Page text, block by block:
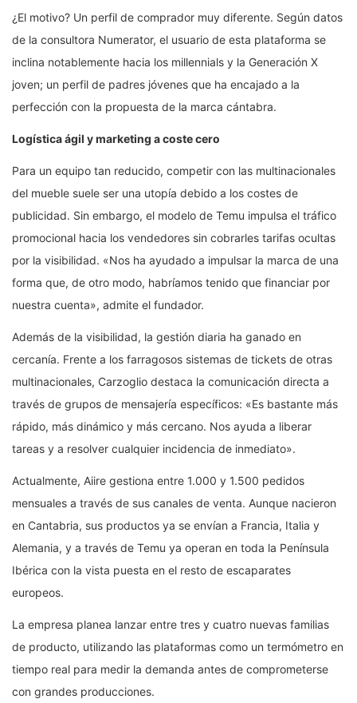
¿El motivo? Un perfil de comprador muy diferente. Según datos
de la consultora Numerator, el usuario de esta plataforma se
inclina notablemente hacia los millennials y la Generación X
joven; un perfil de padres jóvenes que ha encajado a la
perfección con la propuesta de la marca cántabra.
Logística ágil y marketing a coste cero
Para un equipo tan reducido, competir con las multinacionales
del mueble suele ser una utopía debido a los costes de
publicidad. Sin embargo, el modelo de Temu impulsa el tráfico
promocional hacia los vendedores sin cobrarles tarifas ocultas
por la visibilidad. «Nos ha ayudado a impulsar la marca de una
forma que, de otro modo, habríamos tenido que financiar por
nuestra cuenta», admite el fundador.
Además de la visibilidad, la gestión diaria ha ganado en
cercanía. Frente a los farragosos sistemas de tickets de otras
multinacionales, Carzoglio destaca la comunicación directa a
través de grupos de mensajería específicos: «Es bastante más
rápido, más dinámico y más cercano. Nos ayuda a liberar
tareas y a resolver cualquier incidencia de inmediato».
Actualmente, Aiire gestiona entre 1.000 y 1.500 pedidos
mensuales a través de sus canales de venta. Aunque nacieron
en Cantabria, sus productos ya se envían a Francia, Italia y
Alemania, y a través de Temu ya operan en toda la Península
Ibérica con la vista puesta en el resto de escaparates
europeos.
La empresa planea lanzar entre tres y cuatro nuevas familias
de producto, utilizando las plataformas como un termómetro en
tiempo real para medir la demanda antes de comprometerse
con grandes producciones.